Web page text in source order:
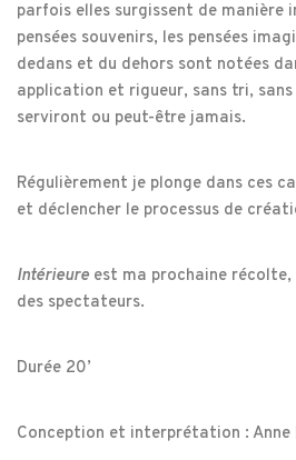
parfois elles surgissent de manière
pensées souvenirs, les pensées
dedans et du dehors sont notées
application et rigueur, sans tri,
serviront ou peut-être jamais.
Régulièrement je plonge dans ces
et déclencher le processus de
Intérieure est ma prochaine
des spectateurs.
Durée 20’
Conception et interprétation : Anne